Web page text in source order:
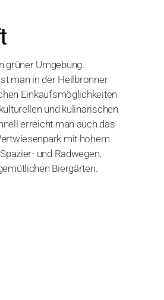
grüner Umgebung.
man in der Heilbronner
Einkaufsmöglichkeiten
und kulinarischen
erreicht man auch das
mit hohem
und Radwegen,
Biergärten.